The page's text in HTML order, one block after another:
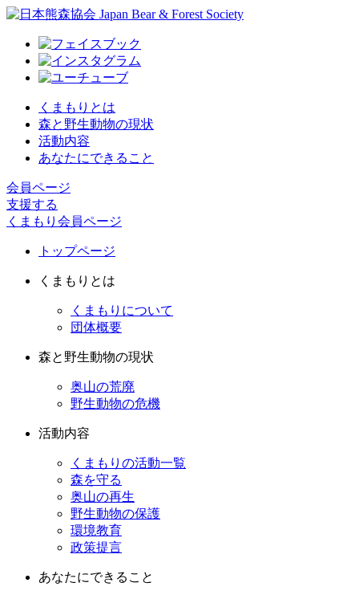
くまもりとは
森と野生動物の現状
活動内容
あなたにできること
会員ページ
支援する
くまもり会員ページ
トップページ
くまもりとは
くまもりについて
団体概要
森と野生動物の現状
奥山の荒廃
野生動物の危機
活動内容
くまもりの活動一覧
森を守る
奥山の再生
野生動物の保護
環境教育
政策提言
あなたにできること